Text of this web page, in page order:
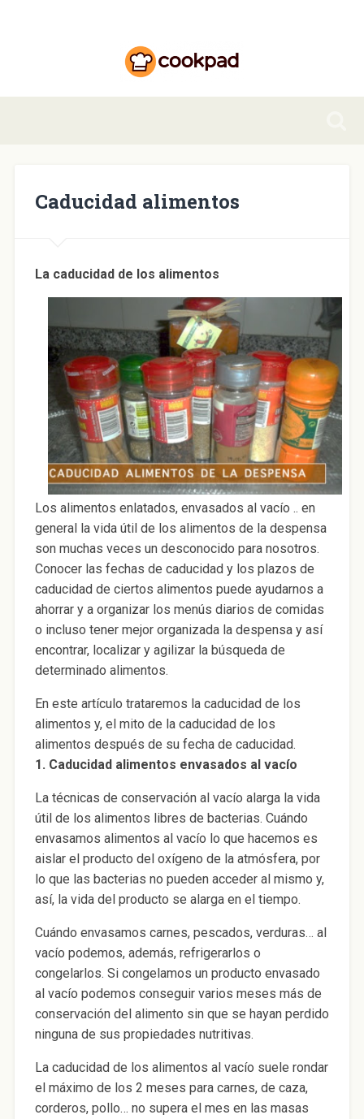
Caducidad alimentos
La caducidad de los alimentos
Los alimentos enlatados, envasados al vacío .. en
general la vida útil de los alimentos de la despensa
son muchas veces un desconocido para nosotros.
Conocer las fechas de caducidad y los plazos de
caducidad de ciertos alimentos puede ayudarnos a
ahorrar y a organizar los menús diarios de comidas
o incluso tener mejor organizada la despensa y así
encontrar, localizar y agilizar la búsqueda de
determinado alimentos.
En este artículo trataremos la caducidad de los
alimentos y, el mito de la caducidad de los
alimentos después de su fecha de caducidad.
1. Caducidad alimentos envasados al vacío
La técnicas de conservación al vacío alarga la vida
útil de los alimentos libres de bacterias. Cuándo
envasamos alimentos al vacío lo que hacemos es
aislar el producto del oxígeno de la atmósfera, por
lo que las bacterias no pueden acceder al mismo y,
así, la vida del producto se alarga en el tiempo.
Cuándo envasamos carnes, pescados, verduras… al
vacío podemos, además, refrigerarlos o
congelarlos. Si congelamos un producto envasado
al vacío podemos conseguir varios meses más de
conservación del alimento sin que se hayan perdido
ninguna de sus propiedades nutritivas.
La caducidad de los alimentos al vacío suele rondar
el máximo de los 2 meses para carnes, de caza,
corderos, pollo… no supera el mes en las masas